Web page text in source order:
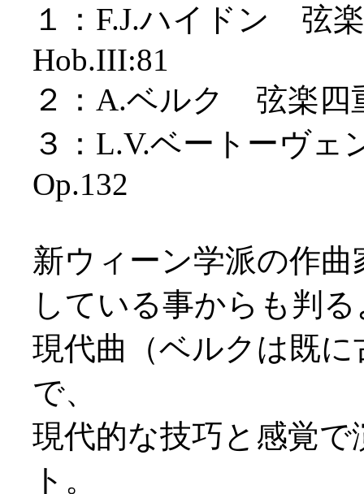
１：F.J.ハイドン 弦
Hob.III:81
２：A.ベルク 弦楽四
３：L.V.ベートーヴ
Op.132
新ウィーン学派の作
している事からも判
現代曲（ベルクは既
で、
現代的な技巧と感覚
ト。